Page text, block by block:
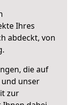
Ihres
abdeckt, von
die auf
unser
zur